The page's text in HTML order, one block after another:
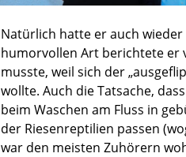
Natürlich hatte er auch
humorvollen Art berichtete er
musste, weil sich der
wollte. Auch die Tatsache,
beim Waschen am Fluss in
der Riesenreptilien passen
war den meisten Zuhörern